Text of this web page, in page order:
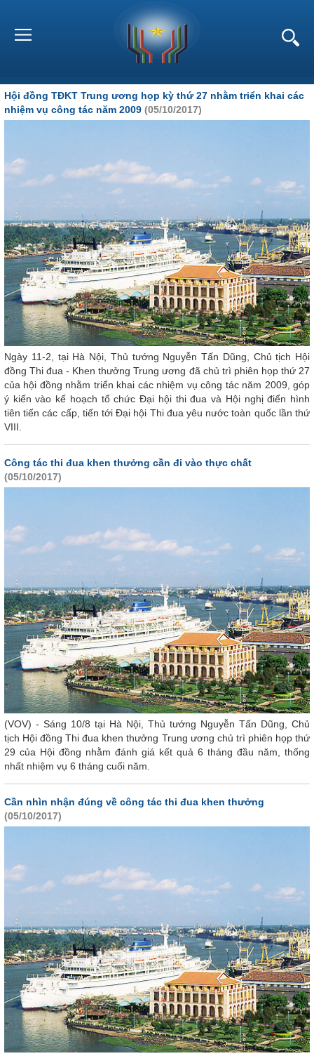
Hội đồng TĐKT Trung ương họp kỳ thứ 27 nhằm triển khai các
nhiệm vụ công tác năm 2009 (05/10/2017)
Ngày 11-2, tại Hà Nội, Thủ tướng Nguyễn Tấn Dũng, Chủ tịch Hội
đồng Thi đua - Khen thưởng Trung ương đã chủ trì phiên họp thứ 27
của hội đồng nhằm triển khai các nhiệm vụ công tác năm 2009, góp
ý kiến vào kế hoạch tổ chức Đại hội thi đua và Hội nghị điển hình
tiên tiến các cấp, tiến tới Đại hội Thi đua yêu nước toàn quốc lần thứ
VIII.
Công tác thi đua khen thưởng cần đi vào thực chất
(05/10/2017)
(VOV) - Sáng 10/8 tại Hà Nội, Thủ tướng Nguyễn Tấn Dũng, Chủ
tịch Hội đồng Thi đua khen thưởng Trung ương chủ trì phiên họp thứ
29 của Hội đồng nhằm đánh giá kết quả 6 tháng đầu năm, thống
nhất nhiệm vụ 6 tháng cuối năm.
Cần nhìn nhận đúng về công tác thi đua khen thưởng
(05/10/2017)